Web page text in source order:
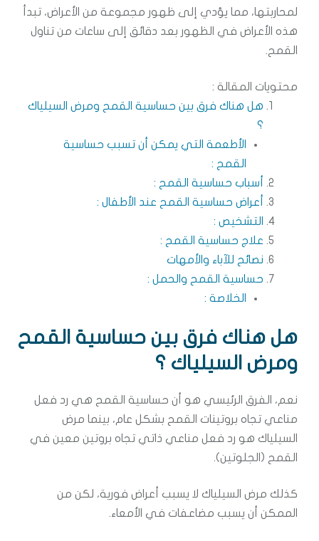
لمحاربتها، مما يؤدي إلى ظهور مجموعة من الأعراض، تبدأ
هذه الأعراض في الظهور بعد دقائق إلى ساعات من تناول
القمح.
محتويات المقالة :
هل هناك فرق بين حساسية القمح ومرض السيلياك
الأطعمة التي يمكن أن تسبب حساسية
القمح :
أسباب حساسية القمح :
أعراض حساسية القمح عند الأطفال :
التشخيص :
علاج حساسية القمح :
نصائح للآباء والأمهات
حساسية القمح والحمل :
الخلاصة :
هل هناك فرق بين حساسية القمح
ومرض السيلياك ؟
نعم، الفرق الرئيسي هو أن حساسية القمح هي رد فعل
مناعي تجاه بروتينات القمح بشكل عام، بينما مرض
السيلياك هو رد فعل مناعي ذاتي تجاه بروتين معين في
القمح (الجلوتين).
كذلك مرض السيلياك لا يسبب أعراض فورية، لكن من
الممكن أن يسبب مضاعفات في الأمعاء.